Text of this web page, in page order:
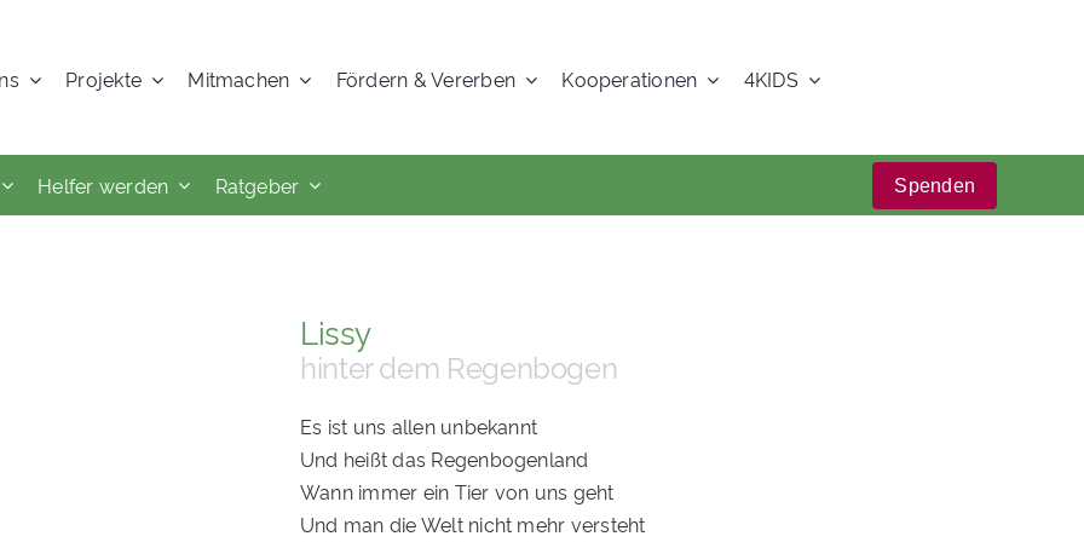
Projekte Mitmachen Fördern & Vererben Kooperationen 4KIDS
Helfer werden Ratgeber Spenden
Lissy
hinter dem Regenbogen
Es ist uns allen unbekannt
Und heißt das Regenbogenland
Wann immer ein Tier von uns geht
Und man die Welt nicht mehr versteht